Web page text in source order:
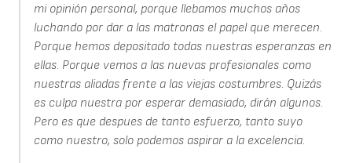
mi opinión personal, porque llebamos muchos años
luchando por dar a las matronas el papel que merecen.
Porque hemos depositado todas nuestras esperanzas en
ellas. Porque vemos a las nuevas profesionales como
nuestras aliadas frente a las viejas costumbres. Quizás
es culpa nuestra por esperar demasiado, dirán algunos.
Pero es que despues de tanto esfuerzo, tanto suyo
como nuestro, solo podemos aspirar a la excelencia.